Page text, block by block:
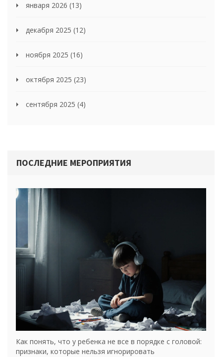
января 2026 (13)
декабря 2025 (12)
ноября 2025 (16)
октября 2025 (23)
сентября 2025 (4)
ПОСЛЕДНИЕ МЕРОПРИЯТИЯ
Как понять, что у ребенка не все в порядке с головой:
признаки, которые нельзя игнорировать